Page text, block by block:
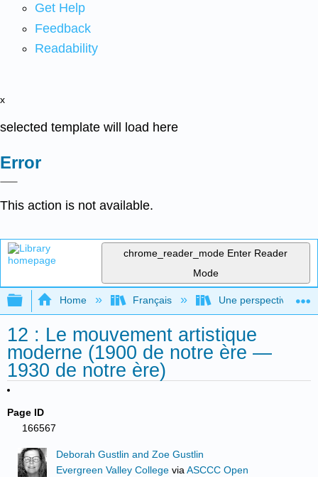
Get Help
Feedback
Readability
x
selected template will load here
Error
This action is not available.
chrome_reader_mode Enter Reader
Mode
Expand/collapse global hierarchy
Home Français Une perspective
12 : Le mouvement artistique
moderne (1900 de notre ère —
1930 de notre ère)
Page ID
166567
Deborah Gustlin and Zoe Gustlin
Evergreen Valley College viaASCCC Open